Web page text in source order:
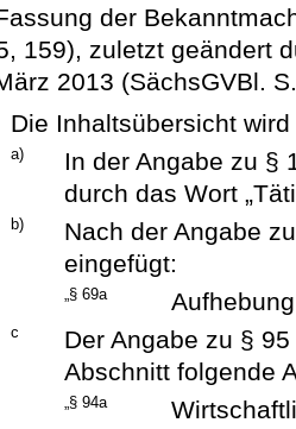
der
159), zuletzt geändert
2013 (SächsGVBl.
Die Inhaltsübersicht
a)
In der Angabe zu §
durch das Wort
b)
Nach der Angabe
eingefügt:
„§ 69a
c
Der Angabe zu §
Abschnitt folgende
„§ 94a